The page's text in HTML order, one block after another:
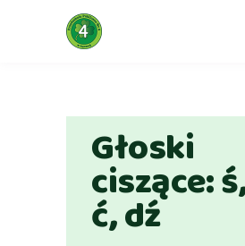
Głoski
ciszące:
ć, dź